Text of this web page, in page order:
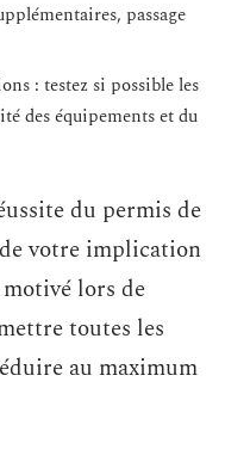
passage
: testez si possible les
des équipements et du
du permis de
votre implication
lors de
toutes les
au maximum